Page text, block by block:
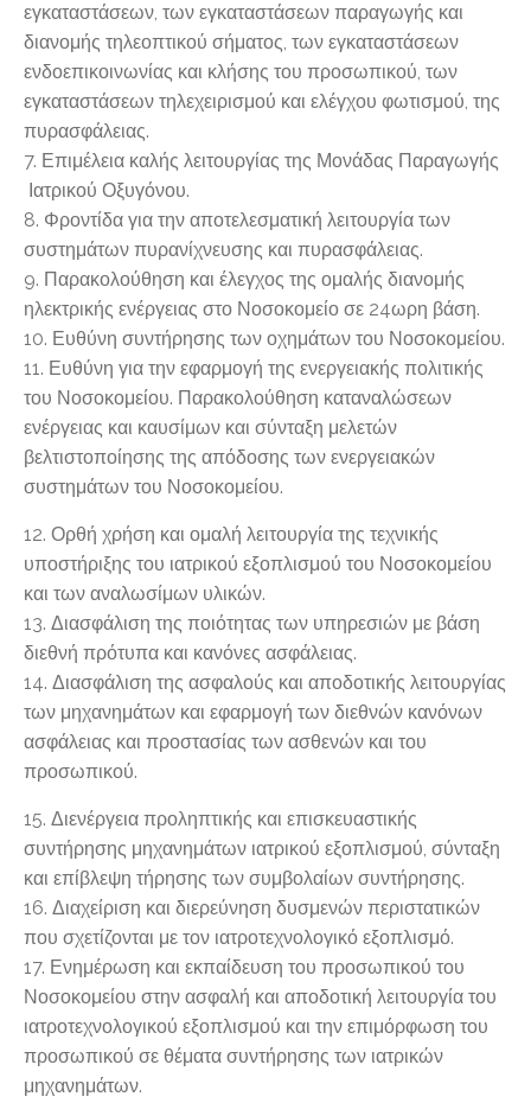
εγκαταστάσεων, των εγκαταστάσεων παραγωγής και
διανομής τηλεοπτικού σήματος, των εγκαταστάσεων
ενδοεπικοινωνίας και κλήσης του προσωπικού, των
εγκαταστάσεων τηλεχειρισμού και ελέγχου φωτισμού, της
πυρασφάλειας.
7. Επιμέλεια καλής λειτουργίας της Μονάδας Παραγωγής
Ιατρικού Οξυγόνου.
8. Φροντίδα για την αποτελεσματική λειτουργία των
συστημάτων πυρανίχνευσης και πυρασφάλειας.
9. Παρακολούθηση και έλεγχος της ομαλής διανομής
ηλεκτρικής ενέργειας στο Νοσοκομείο σε 24ωρη βάση.
10. Ευθύνη συντήρησης των οχημάτων του Νοσοκομείου.
11. Ευθύνη για την εφαρμογή της ενεργειακής πολιτικής
του Νοσοκομείου. Παρακολούθηση καταναλώσεων
ενέργειας και καυσίμων και σύνταξη μελετών
βελτιστοποίησης της απόδοσης των ενεργειακών
συστημάτων του Νοσοκομείου.
12. Ορθή χρήση και ομαλή λειτουργία της τεχνικής
υποστήριξης του ιατρικού εξοπλισμού του Νοσοκομείου
και των αναλωσίμων υλικών.
13. Διασφάλιση της ποιότητας των υπηρεσιών με βάση
διεθνή πρότυπα και κανόνες ασφάλειας.
14. Διασφάλιση της ασφαλούς και αποδοτικής λειτουργίας
των μηχανημάτων και εφαρμογή των διεθνών κανόνων
ασφάλειας και προστασίας των ασθενών και του
προσωπικού.
15. Διενέργεια προληπτικής και επισκευαστικής
συντήρησης μηχανημάτων ιατρικού εξοπλισμού, σύνταξη
και επίβλεψη τήρησης των συμβολαίων συντήρησης.
16. Διαχείριση και διερεύνηση δυσμενών περιστατικών
που σχετίζονται με τον ιατροτεχνολογικό εξοπλισμό.
17. Ενημέρωση και εκπαίδευση του προσωπικού του
Νοσοκομείου στην ασφαλή και αποδοτική λειτουργία του
ιατροτεχνολογικού εξοπλισμού και την επιμόρφωση του
προσωπικού σε θέματα συντήρησης των ιατρικών
μηχανημάτων.